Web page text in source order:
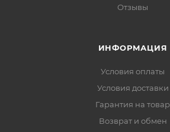
Отзывы
ИНФОРМАЦИЯ
Условия оплаты
Условия доставки
Гарантия на товар
Возврат и обмен